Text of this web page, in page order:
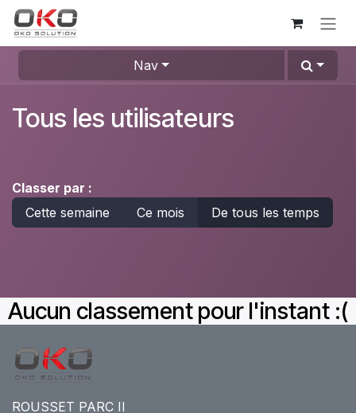
Se rendre au contenu
Nav
Tous les utilisateurs
Classer par :
Cette semaine
Ce mois De tous les temps
Aucun classement pour l'instant :(
ROUSSET PARC II